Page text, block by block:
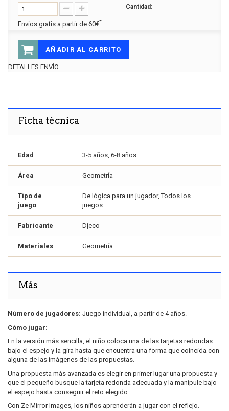
Cantidad:
Envíos gratis a partir de 60€*
AÑADIR AL CARRITO
DETALLES ENVÍO
Ficha técnica
Edad 3-5 años, 6-8 años
Área Geometría
Tipo de
juego
De lógica para un jugador, Todos los
juegos
Fabricante Djeco
Materiales Geometría
Más
Número de jugadores: Juego individual, a partir de 4 años.
Cómo jugar:
En la versión más sencilla, el niño coloca una de las tarjetas redondas
bajo el espejo y la gira hasta que encuentra una forma que coincida con
alguna de las imágenes de las propuestas.
Una propuesta más avanzada es elegir en primer lugar una propuesta y
que el pequeño busque la tarjeta redonda adecuada y la manipule bajo
el espejo hasta conseguir el reto elegido.
Con Ze Mirror Images, los niños aprenderán a jugar con el reflejo.